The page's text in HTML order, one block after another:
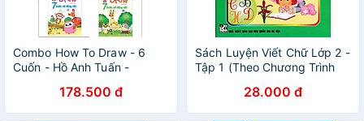
Combo How To Draw - 6
Cuốn - Hồ Anh Tuấn -
178.500 đ
Sách Luyện Viết Chữ Lớp 2 -
Tập 1 (Theo Chương Trình
28.000 đ